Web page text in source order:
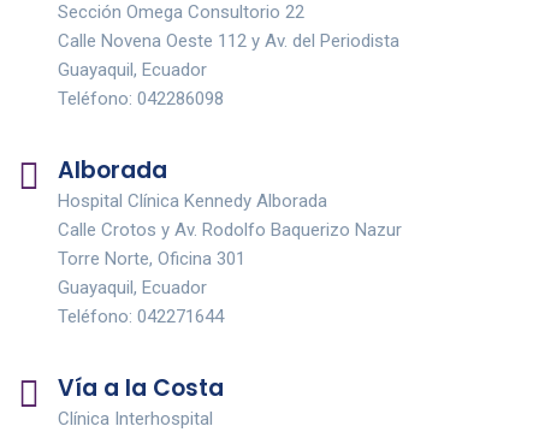
Sección Omega Consultorio 22
Calle Novena Oeste 112 y Av. del Periodista
Guayaquil, Ecuador
Teléfono: 042286098
Alborada
Hospital Clínica Kennedy Alborada
Calle Crotos y Av. Rodolfo Baquerizo Nazur
Torre Norte, Oficina 301
Guayaquil, Ecuador
Teléfono: 042271644
Vía a la Costa
Clínica Interhospital